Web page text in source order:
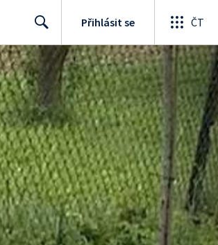
Search
Přihlásit se ČT